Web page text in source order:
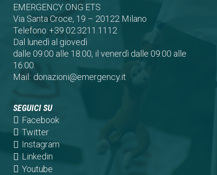
EMERGENCY ONG ETS
Via Santa Croce, 19 – 20122 Milano
Telefono:+39 02.3211.1112
Dal lunedì al giovedì
dalle 09:00 alle 18:00, il venerdì dalle 09:00 alle
16:00.
Mail: donazioni@emergency.it
SEGUICI SU
Facebook(opens
a
Twitter(opens
in
a
new
Instagram(opens
Linkedin(opens
in
Youtube(opens